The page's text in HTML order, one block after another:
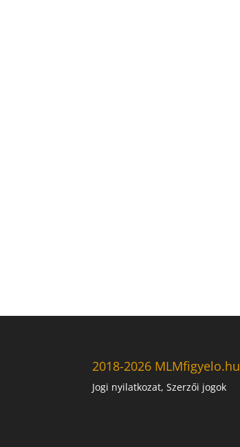
2018-2026 MLMfigyelo.hu
Jogi nyilatkozat, Szerzői jogok